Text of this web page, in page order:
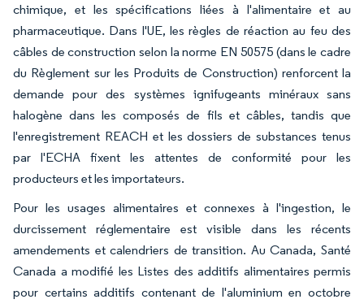
chimique, et les spécifications liées à l'alimentaire et au
pharmaceutique. Dans l'UE, les règles de réaction au feu des
câbles de construction selon la norme EN 50575 (dans le cadre
du Règlement sur les Produits de Construction) renforcent la
demande pour des systèmes ignifugeants minéraux sans
halogène dans les composés de fils et câbles, tandis que
l'enregistrement REACH et les dossiers de substances tenus
par l'ECHA fixent les attentes de conformité pour les
producteurs et les importateurs.
Pour les usages alimentaires et connexes à l'ingestion, le
durcissement réglementaire est visible dans les récents
amendements et calendriers de transition. Au Canada, Santé
Canada a modifié les Listes des additifs alimentaires permis
pour certains additifs contenant de l'aluminium en octobre